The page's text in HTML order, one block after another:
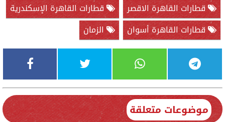
قطارات القاهرة الاقصر
قطارات القاهرة الإسكندرية
قطارات القاهرة أسوان
الزمان
موضوعات متعلقة